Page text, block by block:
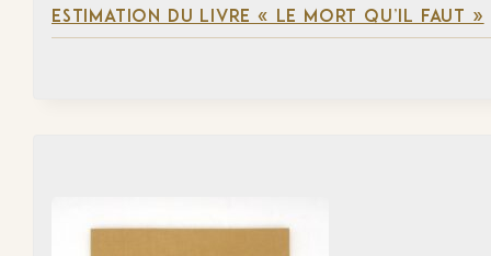
ESTIMATION DU LIVRE « LE MORT QU’IL FAUT »